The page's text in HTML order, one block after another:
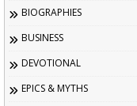
BIOGRAPHIES
BUSINESS
DEVOTIONAL
EPICS & MYTHS